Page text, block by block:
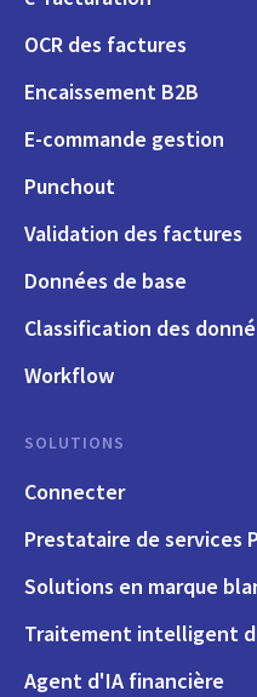
OCR des factures
Encaissement B2B
E-commande gestion
Punchout
Validation des factures
Données de base
Classification des
Workflow
SOLUTIONS
Connecter
Prestataire de services
Solutions en marque
Traitement intelligent
Agent d'IA financière